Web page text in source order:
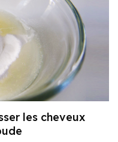
les cheveux